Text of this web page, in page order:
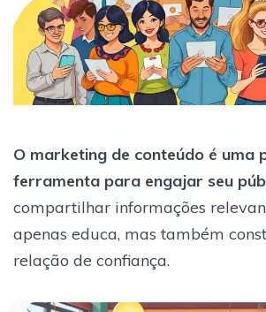
O marketing de conteúdo é uma
ferramenta para engajar seu
compartilhar informações
apenas educa, mas também
relação de confiança.